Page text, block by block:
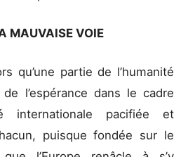
MAUVAISE VOIE
qu’une partie de l’humanité
l’espérance dans le cadre
internationale pacifiée et
puisque fondée sur le